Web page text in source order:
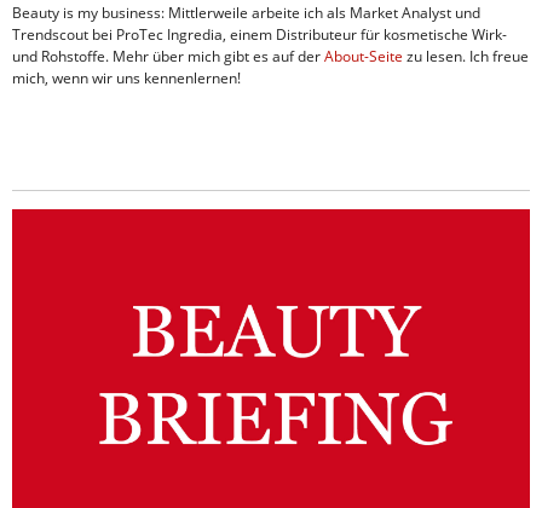
Beauty is my business: Mittlerweile arbeite ich als Market Analyst und
Trendscout bei ProTec Ingredia, einem Distributeur für kosmetische Wirk-
und Rohstoffe. Mehr über mich gibt es auf derAbout-Seite zu lesen. Ich freue
mich, wenn wir uns kennenlernen!